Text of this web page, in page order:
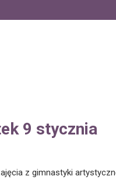
9 stycznia
z gimnastyki